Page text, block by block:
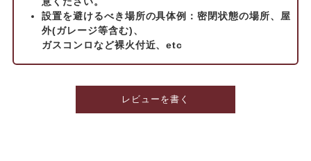
設置を避けるべき場所の具体例：密閉状態の場所、屋
外(ガレージ等含む)、
ガスコンロなど裸火付近、etc
レビューを書く